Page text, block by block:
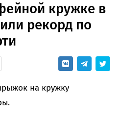
кружке в
рекорд по
на кружку